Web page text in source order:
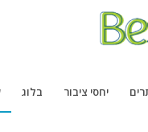
יחסי ציבור בלוג